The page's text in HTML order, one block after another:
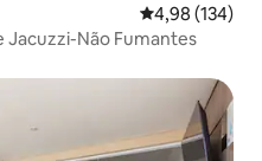
4,98 de uma
4,98 (134)
e Jacuzzi-Não Fumantes